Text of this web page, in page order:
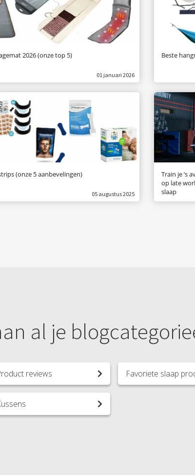
2026 (onze top 5)
01 januari 2026
Beste
(onze 5 aanbevelingen)
05 augustus 2025
Train je ’s
op late
slaap
al je
reviews Favoriete slaap